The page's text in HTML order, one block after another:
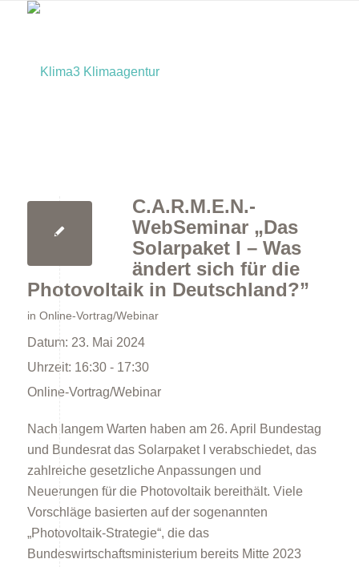
Energieberatung
C.A.R.M.E.N.-
WebSeminar „Das
Solarpaket I – Was
ändert sich für die
Photovoltaik in Deutschland?”
in Online-Vortrag/Webinar
Datum: 23. Mai 2024
Uhrzeit: 16:30 - 17:30
Online-Vortrag/Webinar
Nach langem Warten haben am 26. April Bundestag
und Bundesrat das Solarpaket I verabschiedet, das
zahlreiche gesetzliche Anpassungen und
Neuerungen für die Photovoltaik bereithält. Viele
Vorschläge basierten auf der sogenannten
„Photovoltaik-Strategie“, die das
Bundeswirtschaftsministerium bereits Mitte 2023